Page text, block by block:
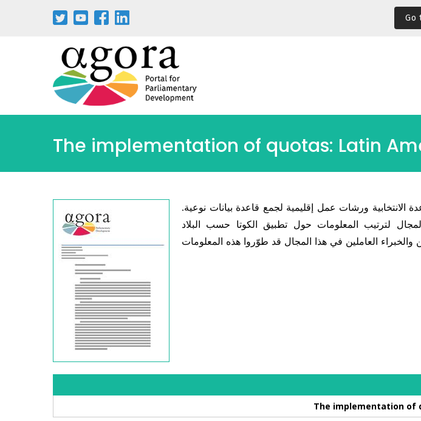
Go
The implementation of quotas: Latin
الانتخابية ورشات عمل إقليمية لجمع قاعدة بيانات نوعية.
لترتيب المعلومات حول تطبيق الكوتا حسب البلاد
والخبراء العاملين في هذا المجال قد طوّروا هذه المعلومات
The implementation of